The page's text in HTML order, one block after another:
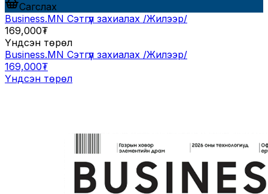
Сагслах
Business.MN Сэтгүүл захиалах /Жилээр/
169,000₮
Үндсэн төрөл
Business.MN Сэтгүүл захиалах /Жилээр/
169,000₮
Үндсэн төрөл